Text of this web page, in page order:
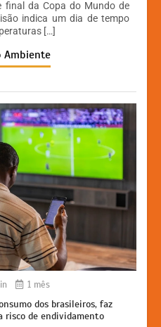
final da Copa do Mundo de
indica um dia de tempo
[…]
Ambiente
1 mês
dos brasileiros, faz
risco de endividamento